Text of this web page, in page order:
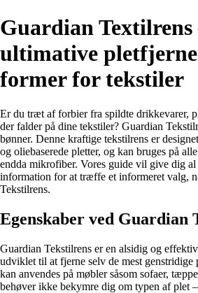
Guardian Textilrens
ultimative
former for tekstiler
Er du træt af forbier fra spildte drikkevarer,
der falder på dine tekstiler? Guardian
bønner. Denne kraftige tekstilrens er
og oliebaserede pletter, og kan bruges på
endda mikrofiber. Vores guide vil give dig
information for at træffe et informeret valg,
Tekstilrens.
Egenskaber ved Guardian
Guardian Tekstilrens er en alsidig og
udviklet til at fjerne selv de mest genstridige
kan anvendes på møbler såsom sofaer,
behøver ikke bekymre dig om typen af plet